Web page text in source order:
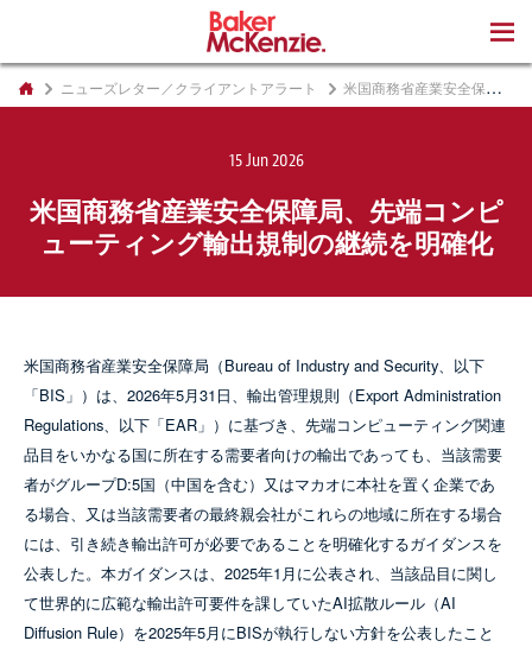
ニューズレター／クライアントアラート 米国商務省産業安全保障局、先端コンピューティング輸出規制の継続を明確化
15 Jun 2026
米国商務省産業安全保障局、先端コンピ
ューティング輸出規制の継続を明確化
米国商務省産業安全保障局（Bureau of Industry and Security、以下
「BIS」）は、2026年5月31日、輸出管理規則（Export Administration
Regulations、以下「EAR」）に基づき、先端コンピューティング関連
品目をいかなる国に所在する需要者向けの輸出であっても、当該需要
者がグループD:5国（中国を含む）又はマカオに本社を置く企業であ
る場合、又は当該需要者の最終親会社がこれらの地域に所在する場合
には、引き続き輸出許可が必要であることを明確化するガイダンスを
公表した。本ガイダンスは、2025年1月に公表され、当該品目に関し
て世界的に広範な輸出許可要件を課していたAI拡散ルール（AI
Diffusion Rule）を2025年5月にBISが執行しない方針を公表したこと